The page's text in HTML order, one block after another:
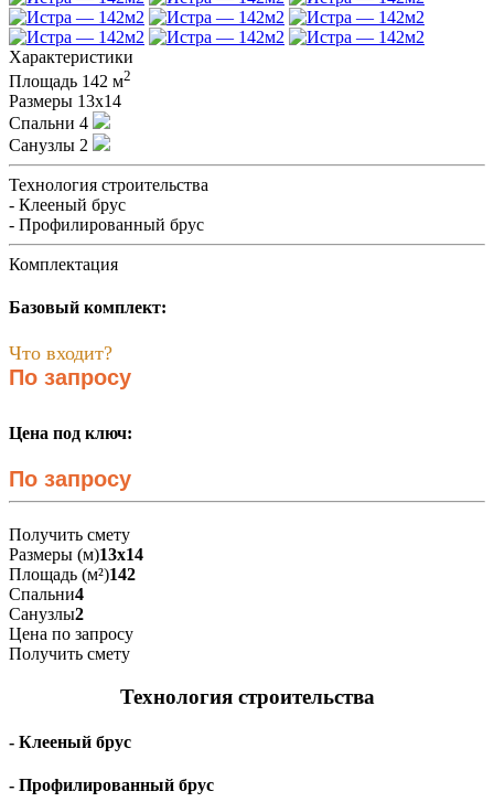
Характеристики
Площадь 142 м2
Размеры 13х14
Спальни 4
Санузлы 2
Технология строительства
- Клееный брус
- Профилированный брус
Комплектация
Базовый комплект:
Что входит?
По запросу
Цена под ключ:
По запросу
Получить смету
Размеры (м)13х14
Площадь (м²)142
Спальни4
Санузлы2
Цена по запросу
Получить смету
Технология строительства
- Клееный брус
- Профилированный брус